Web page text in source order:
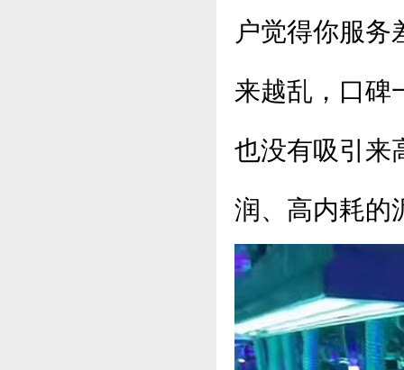
户觉得你服
来越乱，口碑
也没有吸引来
润、高内耗的